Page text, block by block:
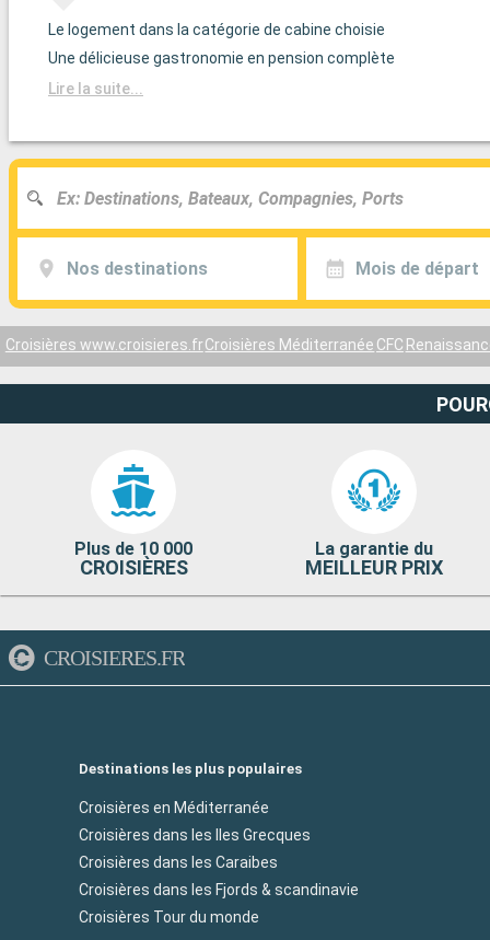
Le logement dans la catégorie de cabine choisie
Une délicieuse gastronomie en pension complète
Lire la suite...
Nos destinations Mois de départ
Croisières www.croisieres.frCroisières Méditerranée CFC
Plus de 10 000
CROISIÈRES
La garantie du
MEILLEUR PRIX
CROISIERES.FR
Destinations les plus populaires
Croisières en Méditerranée
Croisières dans les Iles Grecques
Croisières dans les Caraibes
Croisières dans les Fjords & scandinavie
Croisières Tour du monde